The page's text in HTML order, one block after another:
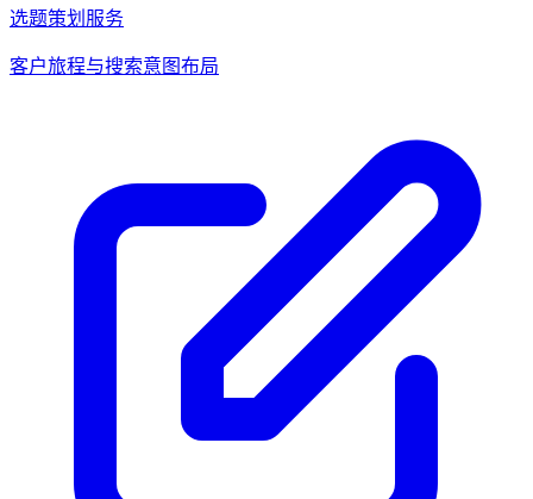
选题策划服务
客户旅程与搜索意图布局